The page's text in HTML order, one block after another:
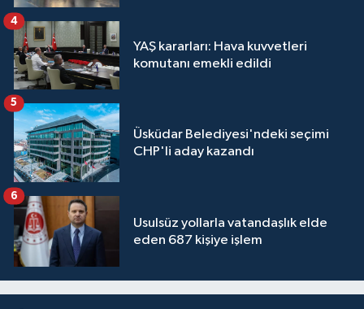
YAŞ kararları: Hava kuvvetleri
komutanı emekli edildi
4
Üsküdar Belediyesi'ndeki seçimi
CHP'li aday kazandı
5
Usulsüz yollarla vatandaşlık elde
eden 687 kişiye işlem
6